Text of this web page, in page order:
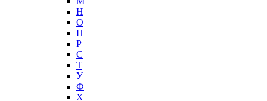
Н
О
П
Р
С
Т
У
Ф
Х